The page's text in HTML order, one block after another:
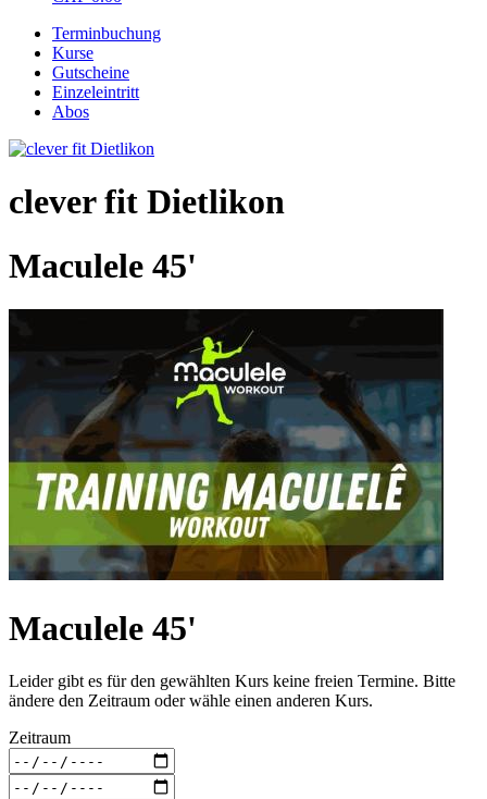
Terminbuchung
Kurse
Gutscheine
Einzeleintritt
Abos
clever fit Dietlikon
Maculele 45'
Maculele 45'
Leider gibt es für den gewählten Kurs keine freien Termine. Bitte
ändere den Zeitraum oder wähle einen anderen Kurs.
Zeitraum